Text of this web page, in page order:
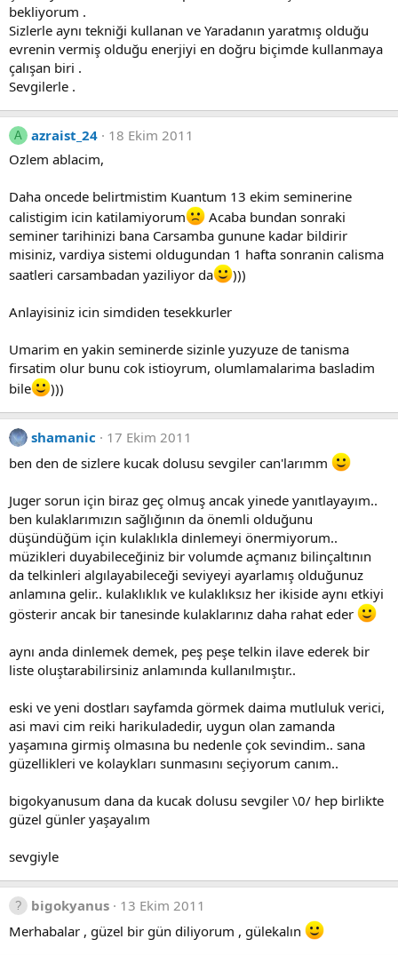
bekliyorum .
Sizlerle aynı tekniği kullanan ve Yaradanın yaratmış olduğu
evrenin vermiş olduğu enerjiyi en doğru biçimde kullanmaya
çalışan biri .
Sevgilerle .
A azraist_24
18 Ekim 2011
Ozlem ablacim,
Daha oncede belirtmistim Kuantum 13 ekim seminerine
calistigim icin katilamiyorum
Acaba bundan sonraki
seminer tarihinizi bana Carsamba gunune kadar bildirir
misiniz, vardiya sistemi oldugundan 1 hafta sonranin calisma
saatleri carsambadan yaziliyor da
)))
Anlayisiniz icin simdiden tesekkurler
Umarim en yakin seminerde sizinle yuzyuze de tanisma
firsatim olur bunu cok istioyrum, olumlamalarima basladim
bile
)))
shamanic
17 Ekim 2011
ben den de sizlere kucak dolusu sevgiler can'larımm
Juger sorun için biraz geç olmuş ancak yinede yanıtlayayım..
ben kulaklarımızın sağlığının da önemli olduğunu
düşündüğüm için kulaklıkla dinlemeyi önermiyorum..
müzikleri duyabileceğiniz bir volumde açmanız bilinçaltının
da telkinleri algılayabileceği seviyeyi ayarlamış olduğunuz
anlamına gelir.. kulaklıklık ve kulaklıksız her ikiside aynı etkiyi
gösterir ancak bir tanesinde kulaklarınız daha rahat eder
aynı anda dinlemek demek, peş peşe telkin ilave ederek bir
liste oluştarabilirsiniz anlamında kullanılmıştır..
eski ve yeni dostları sayfamda görmek daima mutluluk verici,
asi mavi cim reiki harikuladedir, uygun olan zamanda
yaşamına girmiş olmasına bu nedenle çok sevindim.. sana
güzellikleri ve kolaykları sunmasını seçiyorum canım..
bigokyanusum dana da kucak dolusu sevgiler \0/ hep birlikte
güzel günler yaşayalım
sevgiyle
bigokyanus
13 Ekim 2011
Merhabalar , güzel bir gün diliyorum , gülekalın